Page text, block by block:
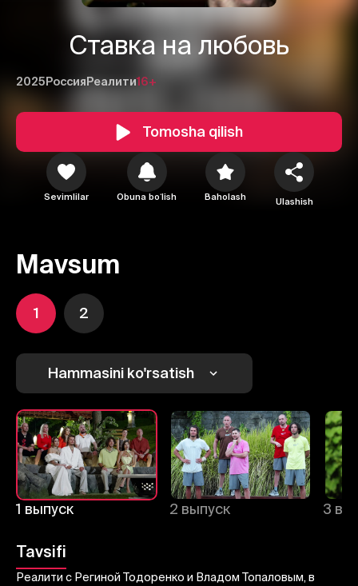
Ставка на любовь
2025 Россия Реалити16+
Tomosha qilish
Sevimlilar Obuna boʻlish Baholash Ulashish
Mavsum
1 2
Hammasini ko'rsatish
1 выпуск 2 выпуск 3
Tavsifi
Реалити с Региной Тодоренко и Владом Топаловым, в
1 2
Yuborish
Bekor qilish Tizimga kirish